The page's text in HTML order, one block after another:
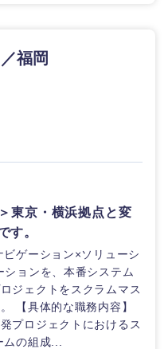
福岡
東京・横浜拠点と変
す。
ビゲーション×ソリューシ
ションを、本番システム
ジェクトをスクラムマス
【具体的な職務内容】
プロジェクトにおけるス
の組成...